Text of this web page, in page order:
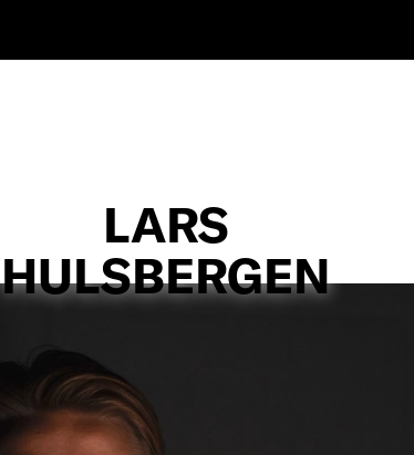
LARS
HULSBERGEN